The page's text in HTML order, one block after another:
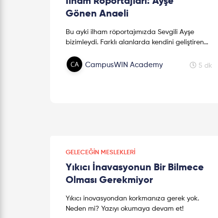
Gönen Anaeli
Bu ayki ilham röportajımızda Sevgili Ayşe
bizimleydi. Farklı alanlarda kendini geliştiren
detaylar yazımıda!
CampusWIN Academy 5 dk
GELECEĞIN MESLEKLERI
Yıkıcı İnavasyonun Bir Bilmece
Olması Gerekmiyor
Yıkıcı inovasyondan korkmanıza gerek yok.
Neden mi? Yazıyı okumaya devam et!